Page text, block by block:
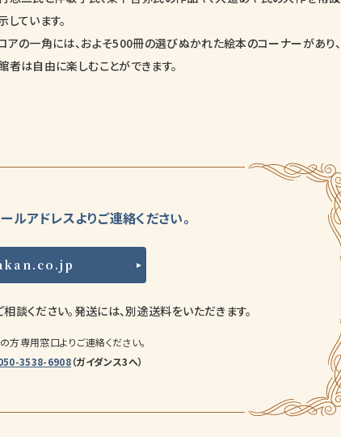
しています。
アの一角には、およそ500冊の選びぬかれた絵本のコーナーがあり、
者は自由に楽しむことができます。
ルアドレスよりご連絡ください。
談ください。発送には、別途送料をいただきます。
方専用窓口よりご連絡ください。
3538-6908（ガイダンス3へ）